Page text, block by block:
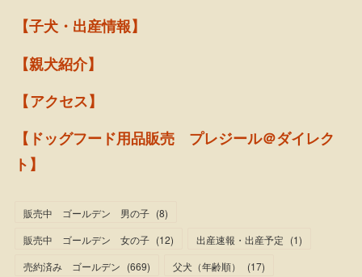
【子犬・出産情報】
【親犬紹介】
【アクセス】
【ドッグフード用品販売 プレジール＠ダイレク
ト】
販売中 ゴールデン 男の子 (8)
販売中 ゴールデン 女の子 (12) 出産速報・出産予定 (1)
売約済み ゴールデン (669) 父犬（年齢順） (17)